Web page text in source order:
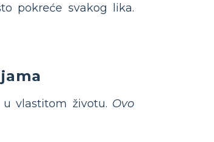
pokreće svakog lika.
vlastitom životu. Ovo